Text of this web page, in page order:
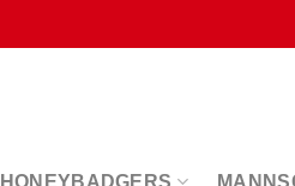
HONEYBADGERS